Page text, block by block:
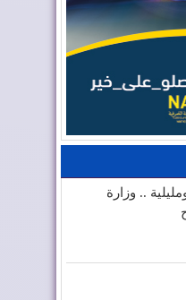
.. وزارة